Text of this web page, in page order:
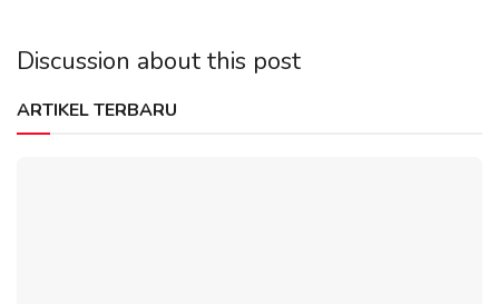
Discussion about this post
ARTIKEL TERBARU